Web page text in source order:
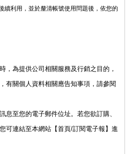
續利用，並於釐清帳號使用問題後，依您的
，為提供公司相關服務及行銷之目的，
有關個人資料相關應告知事項，請參閱
息至您的電子郵件位址。若您欲訂購、
可連結至本網站【首頁/訂閱電子報】進